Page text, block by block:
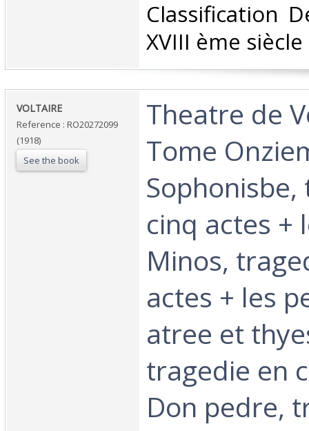
Classification
XVIII ème siècle‎
‎VOLTAIRE‎
Reference : RO20272099
(1918)
See the book
‎Theatre de
Tome
cinq actes +
Minos,
actes + les
atree et
tragedie en
Don pedre,